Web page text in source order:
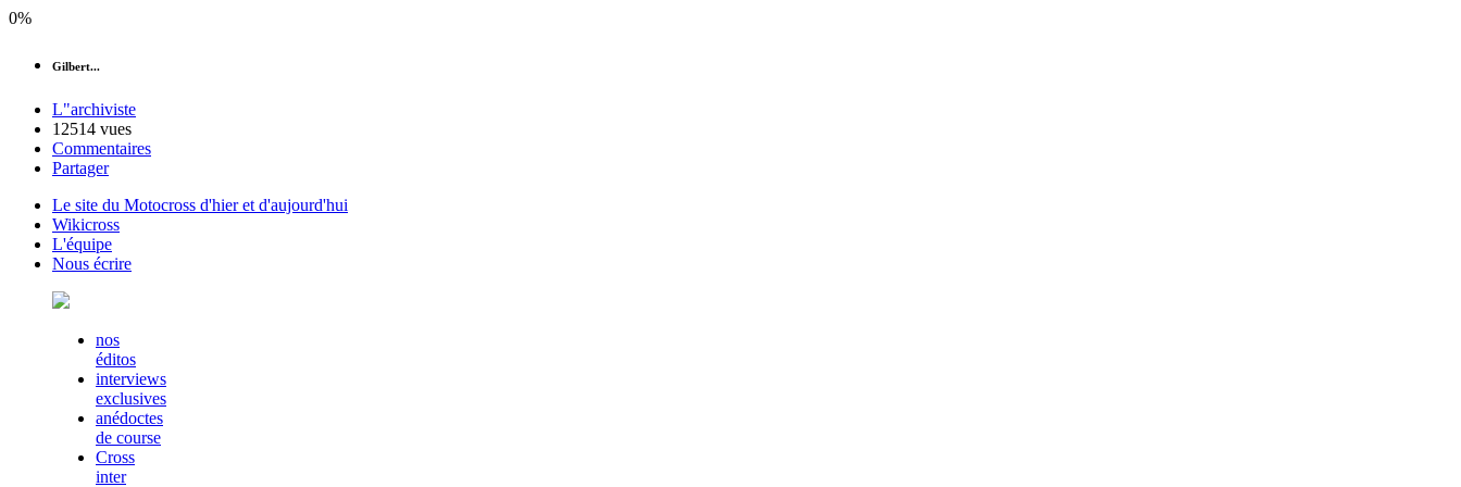
0%
Gilbert...
L"archiviste
12514 vues
Commentaires
Partager
Le site du Motocross d'hier et d'aujourd'hui
Wikicross
L'équipe
Nous écrire
nos
éditos
interviews
exclusives
anédoctes
de course
Cross
inter